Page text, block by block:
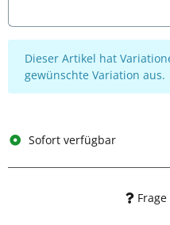
x
Dieser Artikel hat
gewünschte Variation aus.
Sofort verfügbar